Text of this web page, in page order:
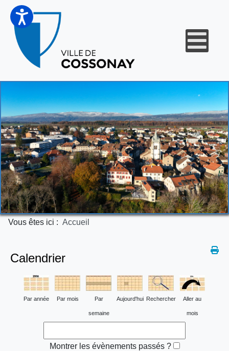
Vous êtes ici : Accueil
Calendrier
Par année Par mois Par
semaine
Aujourd'hui Rechercher Aller au
mois
Montrer les évènements passés ?